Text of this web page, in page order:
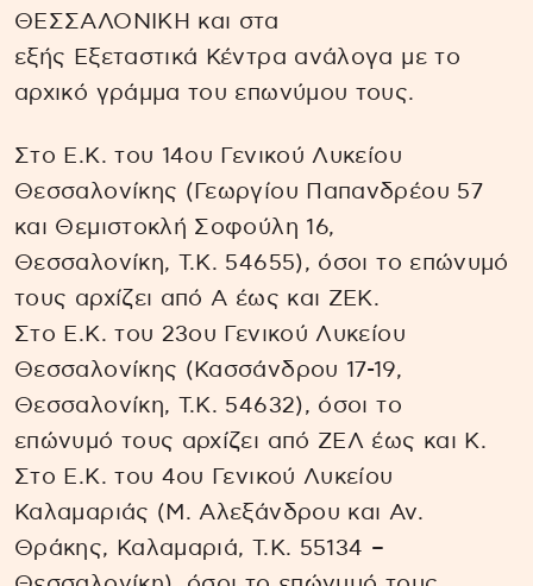
ΘΕΣΣΑΛΟΝΙΚΗ και στα
εξής Εξεταστικά Κέντρα ανάλογα με το
αρχικό γράμμα του επωνύμου τους.
Στο Ε.Κ. του 14ου Γενικού Λυκείου
Θεσσαλονίκης (Γεωργίου Παπανδρέου 57
και Θεμιστοκλή Σοφούλη 16,
Θεσσαλονίκη, Τ.Κ. 54655), όσοι το επώνυμό
τους αρχίζει από Α έως και ΖΕΚ.
Στο Ε.Κ. του 23ου Γενικού Λυκείου
Θεσσαλονίκης (Κασσάνδρου 17-19,
Θεσσαλονίκη, Τ.Κ. 54632), όσοι το
επώνυμό τους αρχίζει από ΖΕΛ έως και Κ.
Στο Ε.Κ. του 4ου Γενικού Λυκείου
Καλαμαριάς (Μ. Αλεξάνδρου και Αν.
Θράκης, Καλαμαριά, Τ.Κ. 55134 –